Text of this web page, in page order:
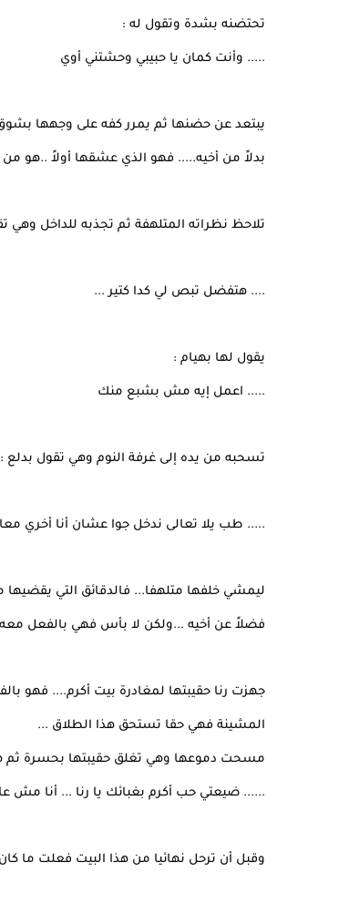
تحتضنه بشدة وتقول له :
..... وأنت كمان يا حبيبي وحشتني أوي
يبتعد عن حضنها ثم يمرر كفه على وجهها
بدلاً من أخيه..... فهو الذي عشقها أولاً ..هو
تلاحظ نظراته المتلهفة ثم تجذبه للداخل وهي
.... هتفضل تبص لي كدا كتير ...
يقول لها بهيام :
..... اعمل إيه مش بشبع منك
تسحبه من يده إلى غرفة النوم وهي تقول بدلع :
..... طب يلا تعالى ندخل جوا عشان أنا أخري
ليمشي خلفها متلهفا... فالدقائق التي
فضلاً عن أخيه ...ولكن لا بأس فهي بالفعل
جهزت رنا حقيبتها لمغادرة بيت أكرم.... فهو
المشينة فهي حقا تستحق هذا الطلاق ...
مسحت دموعها وهي تغلق حقيبتها بحسرة
...... ضيعتي حب أكرم بغبائك يا رنا ... أنا مش
وقبل أن ترحل نهائيا من هذا البيت فعلت ما